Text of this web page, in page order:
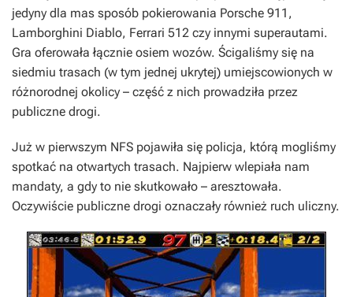
jedyny dla mas sposób pokierowania Porsche 911,
Lamborghini Diablo, Ferrari 512 czy innymi superautami.
Gra oferowała łącznie osiem wozów. Ścigaliśmy się na
siedmiu trasach (w tym jednej ukrytej) umiejscowionych w
różnorodnej okolicy – część z nich prowadziła przez
publiczne drogi.
Już w pierwszym NFS pojawiła się policja, którą mogliśmy
spotkać na otwartych trasach. Najpierw wlepiała nam
mandaty, a gdy to nie skutkowało – aresztowała.
Oczywiście publiczne drogi oznaczały również ruch uliczny.